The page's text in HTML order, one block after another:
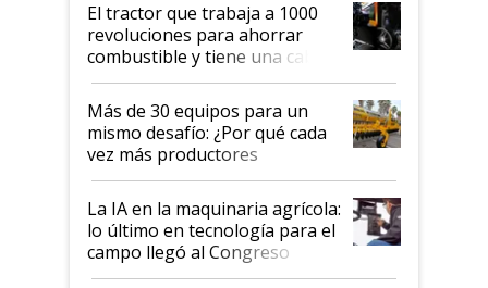
El tractor que trabaja a 1000
revoluciones para ahorrar
combustible y tiene una cabina
que parece una computadora:
lo último en el mundo,
disponible en Argentina
Más de 30 equipos para un
mismo desafío: ¿Por qué cada
vez más productores
incorporan fertilizante bajo
tierra?
La IA en la maquinaria agrícola:
lo último en tecnología para el
campo llegó al Congreso
Aapresid 2026